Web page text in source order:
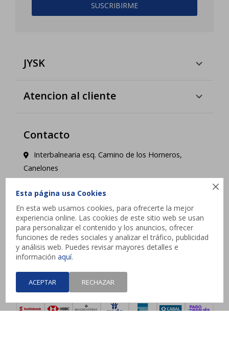

Esta página usa Cookies
En esta web usamos cookies, para ofrecerte la mejor
experiencia online. Las cookies de este sitio web se usan
para personalizar el contenido y los anuncios, ofrecer
funciones de redes sociales y analizar el tráfico, publicidad
y análisis web. Puedes revisar mayores detalles e
informaciónaquí.
ACEPTAR RECHAZAR
SUSCRIBIRME
JYSK
Atencion al cliente
Contacto
Interbalnearia esq. Camino de los Horneros,
Canelones
contacto@jysk.uy
Lunes a Domingo de 10 a 21 hs - Pick up web 3 a
4 días hábiles.
   